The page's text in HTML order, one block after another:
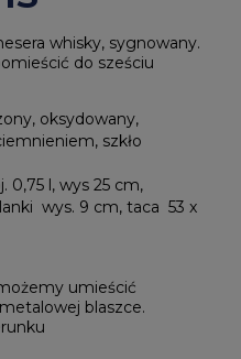
whisky, sygnowany.
do sześciu
oksydowany,
szkło
0,75 l, wys 25 cm,
wys. 9 cm, taca 53 x
umieścić
blaszce.